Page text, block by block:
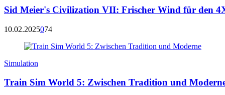
Sid Meier's Civilization VII: Frischer Wind für den
10.02.2025074
Simulation
Train Sim World 5: Zwischen Tradition und